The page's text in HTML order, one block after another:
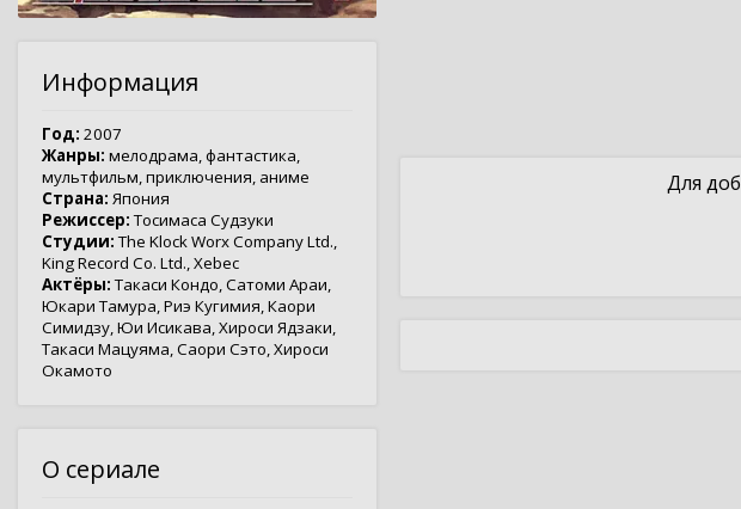
Информация
Год: 2007
Жанры: мелодрама,фантастика,
мультфильм,приключения, аниме
Страна: Япония
Режиссер: Тосимаса Судзуки
Студии: The Klock Worx Company Ltd.,
King Record Co. Ltd.,Xebec
Актёры: Такаси Кондо,Сатоми Араи,
Юкари Тамура,Риэ Кугимия,Каори
Симидзу,Юи Исикава,Хироси Ядзаки,
Такаси Мацуяма,Саори Сэто,Хироси
Окамото
О сериале
Для